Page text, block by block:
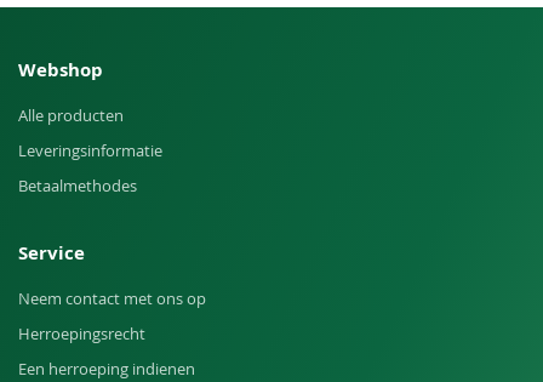
Webshop
Alle producten
Leveringsinformatie
Betaalmethodes
Service
Neem contact met ons op
Herroepingsrecht
Een herroeping indienen